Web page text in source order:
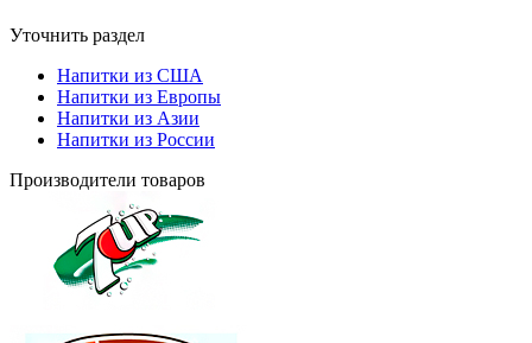
Уточнить раздел
Напитки из США
Напитки из Европы
Напитки из Азии
Напитки из России
Производители товаров